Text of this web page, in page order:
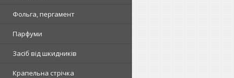
Фольга, пергамент
Парфуми
Засіб від шкидників
Крапельна стрічка